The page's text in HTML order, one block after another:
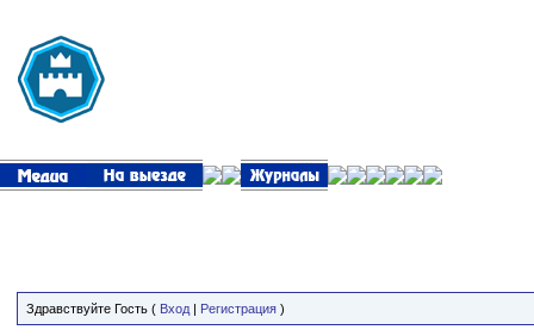
Здравствуйте Гость ( Вход | Регистрация )